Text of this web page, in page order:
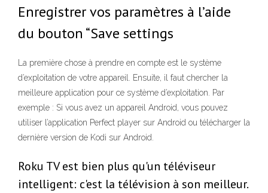
Enregistrer vos paramètres à l’aide
du bouton “Save settings
La première chose à prendre en compte est le système
d’exploitation de votre appareil. Ensuite, il faut chercher la
meilleure application pour ce système d’exploitation. Par
exemple : Si vous avez un appareil Android, vous pouvez
utiliser l’application Perfect player sur Android ou télécharger la
dernière version de Kodi sur Android.
Roku TV est bien plus qu'un téléviseur
intelligent: c'est la télévision à son meilleur.